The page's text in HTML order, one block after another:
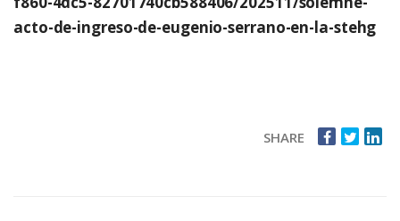
acto-de-ingreso-de-eugenio-serrano-en-la-stehg
SHARE